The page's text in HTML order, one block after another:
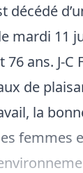
décédé
mardi 11
76 ans. J-
de
la
femmes